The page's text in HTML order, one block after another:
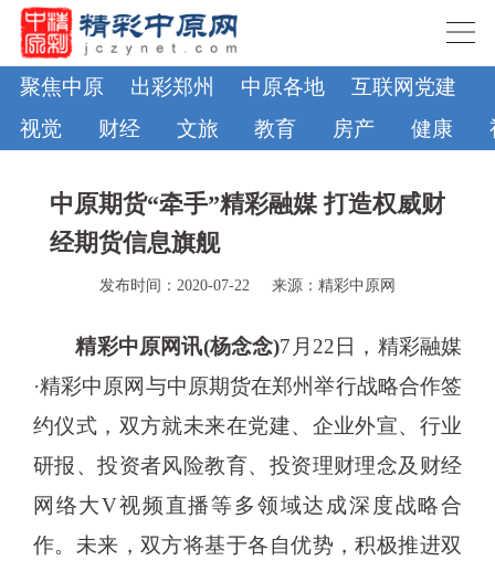
聚焦中原 出彩郑州 中原各地 互联网党建
视觉
财经 文旅 教育 房产 健康
中原期货“牵手”精彩融媒 打造权威财
经期货信息旗舰
发布时间：2020-07-22 来源：精彩中原网
精彩中原网讯(杨念念)7月22日，精彩融媒
·精彩中原网与中原期货在郑州举行战略合作签
约仪式，双方就未来在党建、企业外宣、行业
研报、投资者风险教育、投资理财理念及财经
网络大V视频直播等多领域达成深度战略合
作。未来，双方将基于各自优势，积极推进双